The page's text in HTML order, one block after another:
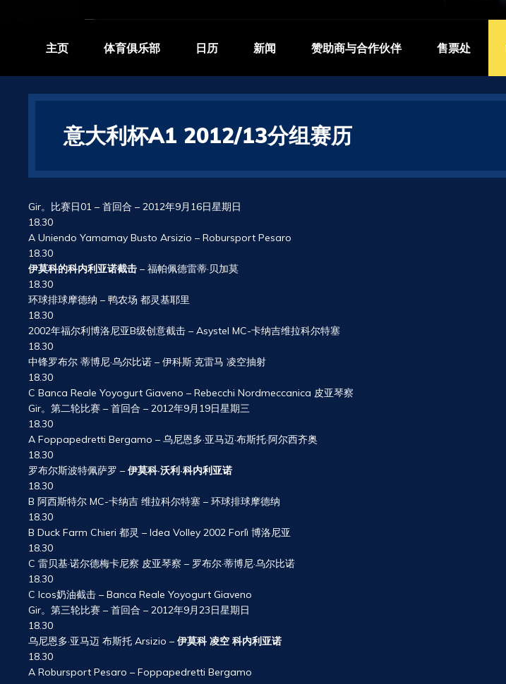
主页 体育俱乐部 日历 新闻 赞助商与合作伙伴 售票处
意大利杯A1 2012/13分组赛历
Gir。比赛日01 – 首回合 – 2012年9月16日星期日
18.30
A Uniendo Yamamay Busto Arsizio – Robursport Pesaro
18.30
伊莫科的科内利亚诺截击 – 福帕佩德雷蒂·贝加莫
18.30
环球排球摩德纳 – 鸭农场 都灵基耶里
18.30
2002年福尔利博洛尼亚B级创意截击 – Asystel MC-卡纳吉维拉科尔特塞
18.30
中锋罗布尔 蒂博尼·乌尔比诺 – 伊科斯·克雷马 凌空抽射
18.30
C Banca Reale Yoyogurt Giaveno – Rebecchi Nordmeccanica 皮亚琴察
Gir。第二轮比赛 – 首回合 – 2012年9月19日星期三
18.30
A Foppapedretti Bergamo – 乌尼恩多·亚马迈·布斯托·阿尔西齐奥
18.30
罗布尔斯波特佩萨罗 – 伊莫科·沃利·科内利亚诺
18.30
B 阿西斯特尔 MC-卡纳吉 维拉科尔特塞 – 环球排球摩德纳
18.30
B Duck Farm Chieri 都灵 – Idea Volley 2002 Forlì 博洛尼亚
18.30
C 雷贝基·诺尔德梅卡尼察 皮亚琴察 – 罗布尔·蒂博尼·乌尔比诺
18.30
C Icos奶油截击 – Banca Reale Yoyogurt Giaveno
Gir。第三轮比赛 – 首回合 – 2012年9月23日星期日
18.30
乌尼恩多·亚马迈 布斯托 Arsizio – 伊莫科 凌空 科内利亚诺
18.30
A Robursport Pesaro – Foppapedretti Bergamo